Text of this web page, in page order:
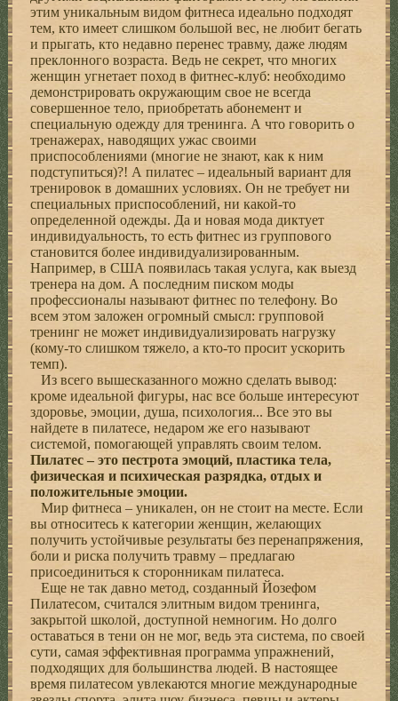
этим уникальным видом фитнеса идеально подходят
тем, кто имеет слишком большой вес, не любит бегать
и прыгать, кто недавно перенес травму, даже людям
преклонного возраста. Ведь не секрет, что многих
женщин угнетает поход в фитнес-клуб: необходимо
демонстрировать окружающим свое не всегда
совершенное тело, приобретать абонемент и
специальную одежду для тренинга. А что говорить о
тренажерах, наводящих ужас своими
приспособлениями (многие не знают, как к ним
подступиться)?! А пилатес – идеальный вариант для
тренировок в домашних условиях. Он не требует ни
специальных приспособлений, ни какой-то
определенной одежды. Да и новая мода диктует
индивидуальность, то есть фитнес из группового
становится более индивидуализированным.
Например, в США появилась такая услуга, как выезд
тренера на дом. А последним писком моды
профессионалы называют фитнес по телефону. Во
всем этом заложен огромный смысл: групповой
тренинг не может индивидуализировать нагрузку
(кому-то слишком тяжело, а кто-то просит ускорить
темп).
Из всего вышесказанного можно сделать вывод:
кроме идеальной фигуры, нас все больше интересуют
здоровье, эмоции, душа, психология... Все это вы
найдете в пилатесе, недаром же его называют
системой, помогающей управлять своим телом.
Пилатес – это пестрота эмоций, пластика тела,
физическая и психическая разрядка, отдых и
положительные эмоции.
Мир фитнеса – уникален, он не стоит на месте. Если
вы относитесь к категории женщин, желающих
получить устойчивые результаты без перенапряжения,
боли и риска получить травму – предлагаю
присоединиться к сторонникам пилатеса.
Еще не так давно метод, созданный Йозефом
Пилатесом, считался элитным видом тренинга,
закрытой школой, доступной немногим. Но долго
оставаться в тени он не мог, ведь эта система, по своей
сути, самая эффективная программа упражнений,
подходящих для большинства людей. В настоящее
время пилатесом увлекаются многие международные